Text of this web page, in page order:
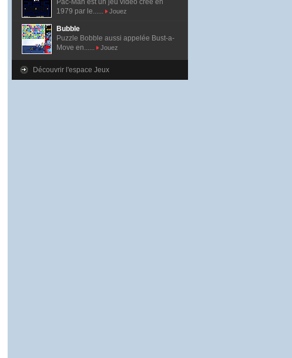
Pac-Man est un jeu vidéo créé en
1979 par le......
Jouez
Bubble
Puzzle Bobble aussi appelée Bust-a-
Move en......
Jouez
Découvrir l'espace Jeux